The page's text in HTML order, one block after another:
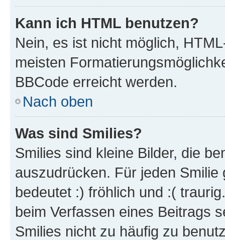
Kann ich HTML benutzen?
Nein, es ist nicht möglich,
meisten
BBCode erreicht werden.
Nach oben
Was sind Smilies?
Smilies sind kleine Bilder, die
auszudrücken. Für jeden
bedeutet :) fröhlich und :(
beim Verfassen eines Beitrags
Smilies nicht zu häufig zu